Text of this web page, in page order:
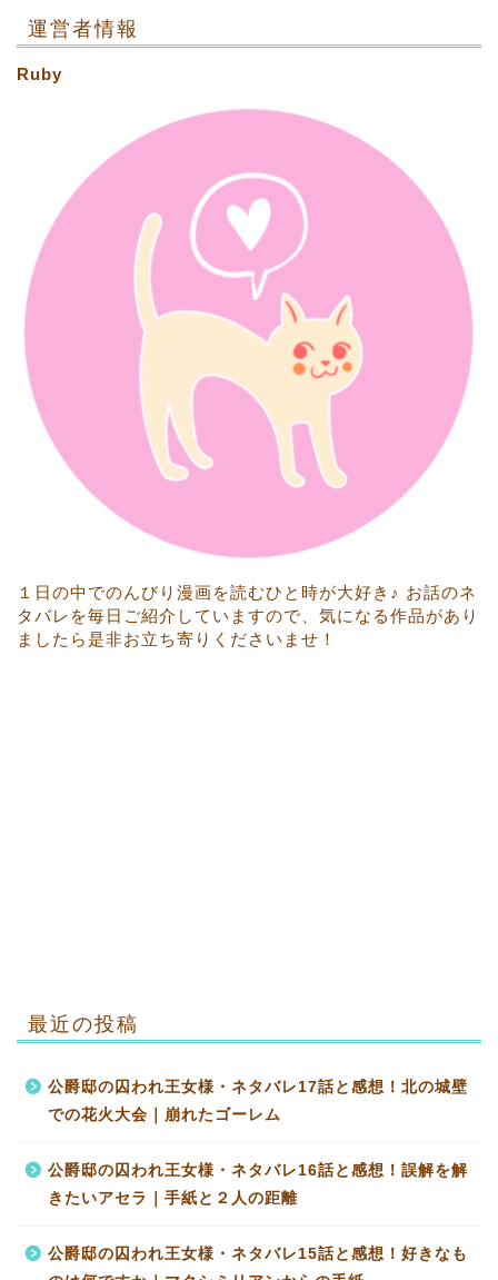
運営者情報
Ruby
１日の中でのんびり漫画を読むひと時が大好き♪ お話のネ
タバレを毎日ご紹介していますので、気になる作品があり
ましたら是非お立ち寄りくださいませ！
最近の投稿
公爵邸の囚われ王女様・ネタバレ17話と感想！北の城壁
での花火大会｜崩れたゴーレム
公爵邸の囚われ王女様・ネタバレ16話と感想！誤解を解
きたいアセラ｜手紙と２人の距離
公爵邸の囚われ王女様・ネタバレ15話と感想！好きなも